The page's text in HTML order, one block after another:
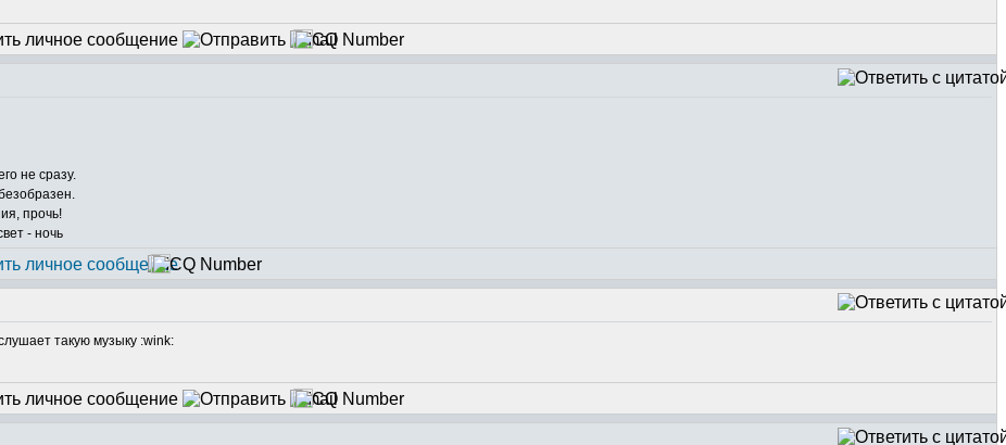
не сразу.
прочь!
- ночь
такую музыку :wink: